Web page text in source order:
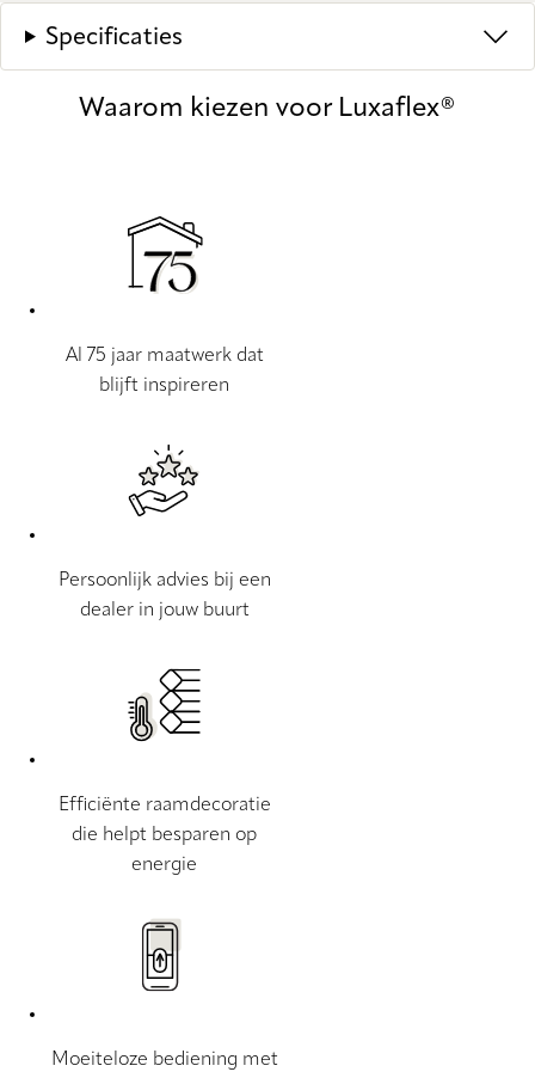
Specificaties
Waarom kiezen voor Luxaflex®
Al 75 jaar maatwerk dat
blijft inspireren
Persoonlijk advies bij een
dealer in jouw buurt
Efficiënte raamdecoratie
die helpt besparen op
energie
Moeiteloze bediening met